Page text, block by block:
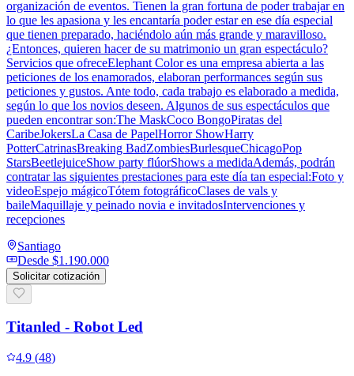
organización de eventos. Tienen la gran fortuna de poder trabajar en
lo que les apasiona y les encantaría poder estar en ese día especial
que tienen preparado, haciéndolo aún más grande y maravilloso.
¿Entonces, quieren hacer de su matrimonio un gran espectáculo?
Servicios que ofreceElephant Color es una empresa abierta a las
peticiones de los enamorados, elaboran performances según sus
peticiones y gustos. Ante todo, cada trabajo es elaborado a medida,
según lo que los novios deseen. Algunos de sus espectáculos que
pueden encontrar son:The MaskCoco BongoPiratas del
CaribeJokersLa Casa de PapelHorror ShowHarry
PotterCatrinasBreaking BadZombiesBurlesqueChicagoPop
StarsBeetlejuiceShow party flúorShows a medidaAdemás, podrán
contratar las siguientes prestaciones para este día tan especial:Foto y
videoEspejo mágicoTótem fotográficoClases de vals y
baileMaquillaje y peinado novia e invitadosIntervenciones y
recepciones
Santiago
Desde $1.190.000
Solicitar cotización
Titanled - Robot Led
4.9 (48)